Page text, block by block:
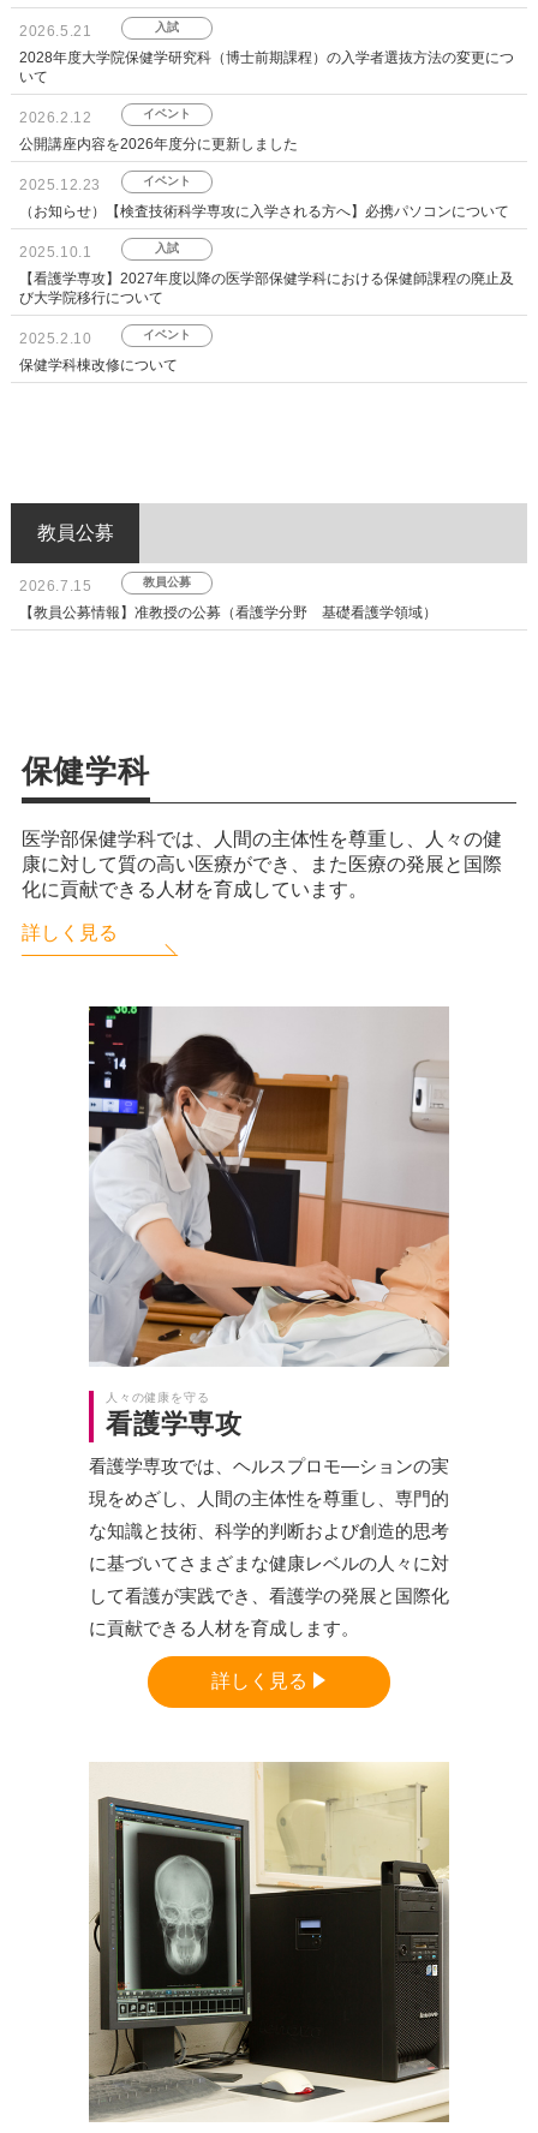
2026.5.21 入試
2028年度大学院保健学研究科（博士前期課程）の入学者選抜方法の変更につ
いて
2026.2.12 イベント
公開講座内容を2026年度分に更新しました
2025.12.23 イベント
（お知らせ）【検査技術科学専攻に入学される方へ】必携パソコンについて
2025.10.1 入試
【看護学専攻】2027年度以降の医学部保健学科における保健師課程の廃止及
び大学院移行について
2025.2.10 イベント
保健学科棟改修について
教員公募
2026.7.15 教員公募
【教員公募情報】准教授の公募（看護学分野 基礎看護学領域）
保健学科
医学部保健学科では、人間の主体性を尊重し、人々の健
康に対して質の高い医療ができ、また医療の発展と国際
化に貢献できる人材を育成しています。
詳しく見る
人々の健康を守る
看護学専攻
看護学専攻では、ヘルスプロモ―ションの実
現をめざし、人間の主体性を尊重し、専門的
な知識と技術、科学的判断および創造的思考
に基づいてさまざまな健康レベルの人々に対
して看護が実践でき、看護学の発展と国際化
に貢献できる人材を育成します。
詳しく見る